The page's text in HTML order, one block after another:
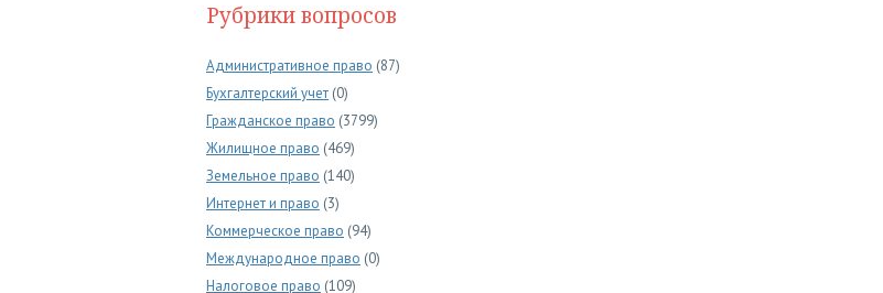
Рубрики вопросов
Административное право (87)
Бухгалтерский учет (0)
Гражданское право (3799)
Жилищное право (469)
Земельное право (140)
Интернет и право (3)
Коммерческое право (94)
Международное право (0)
Налоговое право (109)